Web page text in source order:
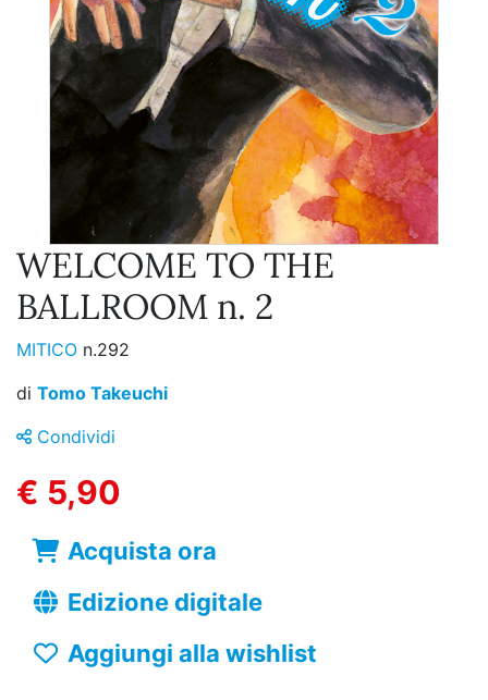
WELCOME TO THE
BALLROOM n. 2
MITICO n.292
di Tomo Takeuchi
Condividi
€ 5,90
Acquista ora
Edizione digitale
Aggiungi alla wishlist